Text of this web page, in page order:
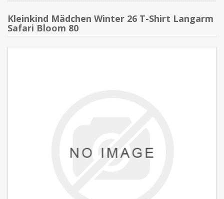
Kleinkind Mädchen Winter 26 T-Shirt Langarm
Safari Bloom 80